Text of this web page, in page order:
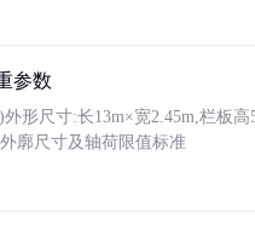
参数
形尺寸:长13m×宽2.45m,栏板
廓尺寸及轴荷限值标准